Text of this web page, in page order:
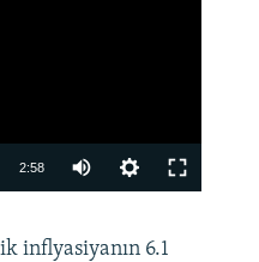
2:58
360p
inflyasiyanın 6.1